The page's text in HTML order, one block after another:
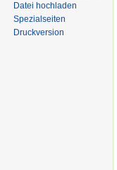
Datei hochladen
Spezialseiten
Druckversion